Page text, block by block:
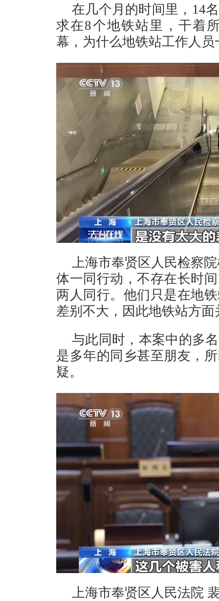
在几个月的时间里，14
求在8个地铁站里，干着
幕，为什么地铁站工作人
上海市奉贤区人民检察
体一同行动，不存在长时
两人同行。他们只是在地
差别不大，因此地铁站方
与此同时，本案中的多
是多年的同乡甚至朋友，
疑。
上海市奉贤区人民法院